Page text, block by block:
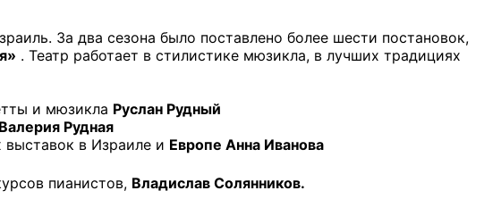
За два сезона было поставлено более шести постановок,
. Театр работает в стилистике мюзикла, в лучших традициях
и мюзикла Руслан Рудный
Валерия Рудная
в Израиле и Европе Анна Иванова
пианистов, Владислав Солянников.